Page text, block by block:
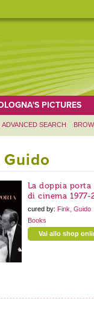
PICTURES
ADVANCED SEARCH
La doppia
di cinema 1977-
cured by: Fink, Guido
Books
Vai allo shop